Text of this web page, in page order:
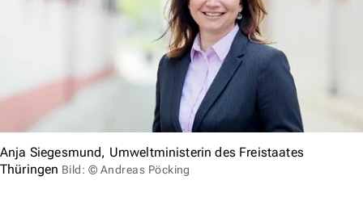
Anja Siegesmund, Umweltministerin des Freistaates
Thüringen Bild: © Andreas Pöcking